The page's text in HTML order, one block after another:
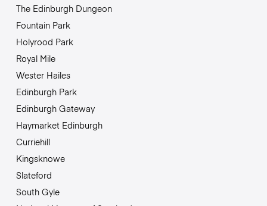
The Edinburgh Dungeon
Fountain Park
Holyrood Park
Royal Mile
Wester Hailes
Edinburgh Park
Edinburgh Gateway
Haymarket Edinburgh
Curriehill
Kingsknowe
Slateford
South Gyle